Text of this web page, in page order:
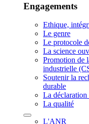
Engagements
Ethique,
Le genre
Le protocole
La science
Promotion de
industrielle
Soutenir la
durable
La déclaration
La qualité
L'ANR